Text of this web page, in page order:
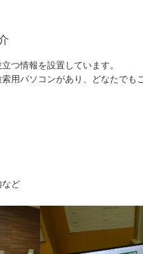
つ情報を設置しています。
用パソコンがあり、どなたでも
など